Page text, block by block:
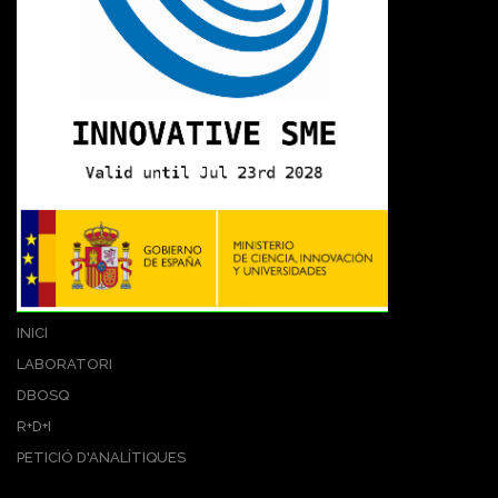
INICI
LABORATORI
DBOSQ
R+D+I
PETICIÓ D'ANALÍTIQUES